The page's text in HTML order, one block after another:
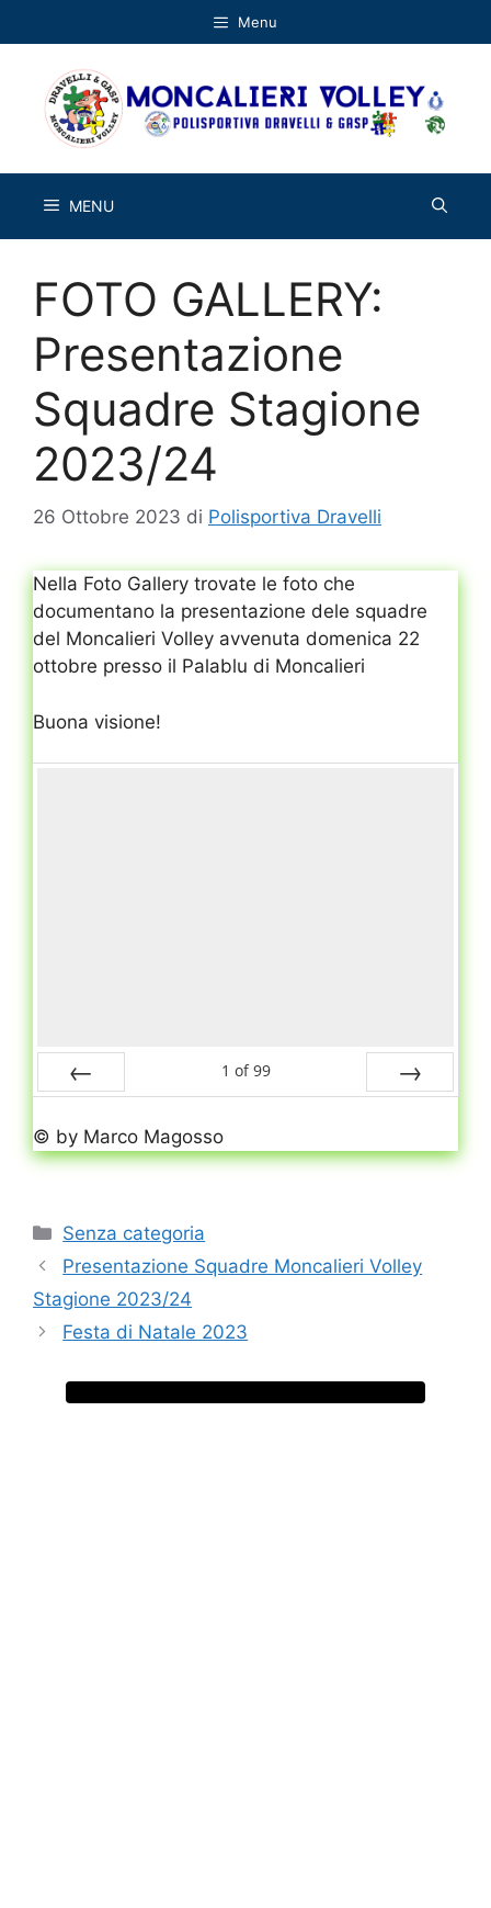
al
contenuto
Menu
MENU
FOTO GALLERY:
Presentazione
Squadre Stagione
2023/24
26 Ottobre 2023 di Polisportiva Dravelli
Nella Foto Gallery trovate le foto che
documentano la presentazione dele squadre
del Moncalieri Volley avvenuta domenica 22
ottobre presso il Palablu di Moncalieri
Buona visione!
1 of 99
© by Marco Magosso
Categorie
Senza categoria
Presentazione Squadre Moncalieri Volley
Stagione 2023/24
Festa di Natale 2023